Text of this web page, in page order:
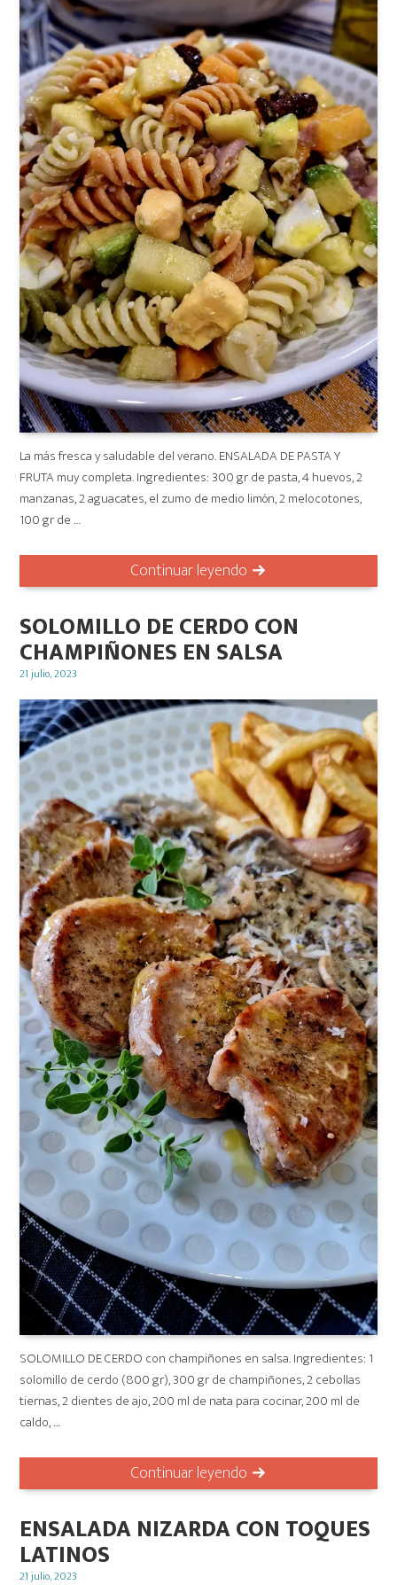
La más fresca y saludable del verano. ENSALADA DE PASTA Y
FRUTA muy completa. Ingredientes: 300 gr de pasta, 4 huevos, 2
manzanas, 2 aguacates, el zumo de medio limón, 2 melocotones,
100 gr de …
Continuar leyendo
SOLOMILLO DE CERDO CON
CHAMPIÑONES EN SALSA
Posted
21 julio, 2023
SOLOMILLO DE CERDO con champiñones en salsa. Ingredientes: 1
solomillo de cerdo (800 gr), 300 gr de champiñones, 2 cebollas
tiernas, 2 dientes de ajo, 200 ml de nata para cocinar, 200 ml de
caldo, …
Continuar leyendo
ENSALADA NIZARDA CON TOQUES
LATINOS
Posted
21 julio, 2023